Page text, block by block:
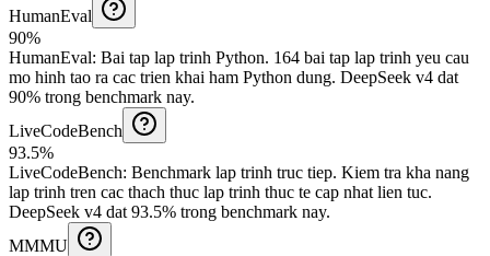
HumanEval
90%
HumanEval: Bai tap lap trinh Python. 164 bai tap lap trinh yeu cau
mo hinh tao ra cac trien khai ham Python dung. DeepSeek v4 dat
90% trong benchmark nay.
LiveCodeBench
93.5%
LiveCodeBench: Benchmark lap trinh truc tiep. Kiem tra kha nang
lap trinh tren cac thach thuc lap trinh thuc te cap nhat lien tuc.
DeepSeek v4 dat 93.5% trong benchmark nay.
MMMU